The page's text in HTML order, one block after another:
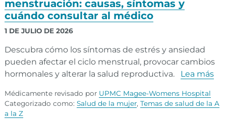
menstruación: causas, síntomas y
cuándo consultar al médico
1 DE JULIO DE 2026
Descubra cómo los síntomas de estrés y ansiedad
pueden afectar el ciclo menstrual, provocar cambios
hormonales y alterar la salud reproductiva.
Lea más
Médicamente revisado por UPMC Magee-Womens Hospital
Categorizado como: Salud de la mujer, Temas de salud de la A
a la Z